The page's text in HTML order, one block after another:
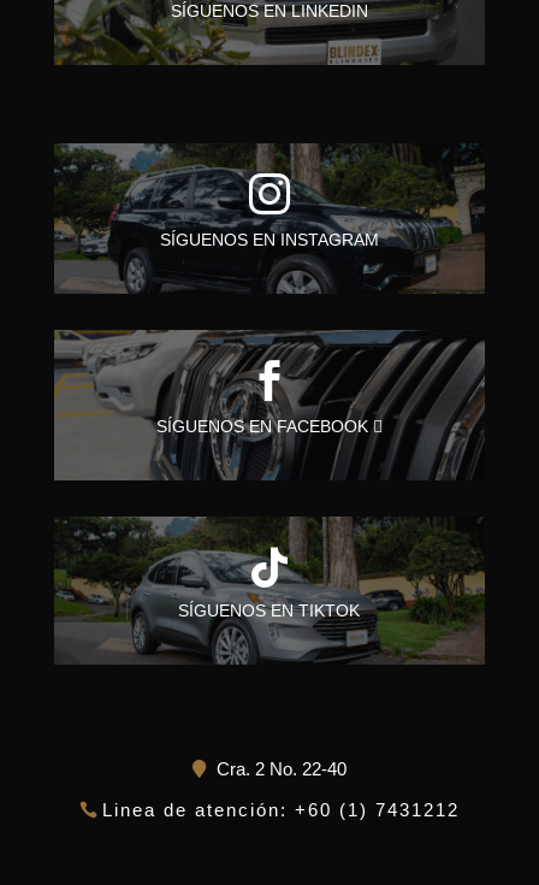
SÍGUENOS EN LINKEDIN

SÍGUENOS EN INSTAGRAM

SÍGUENOS EN FACEBOOK 

SÍGUENOS EN TIKTOK
Cra. 2 No. 22-40
Linea de atención: +60 (1) 7431212